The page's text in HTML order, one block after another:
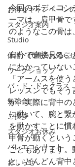
お得なキャンペーン
スタジオ案内
Studio
休講・代講のお知ら
ワークショップ
パ・ド・ドゥクラス
勉強会
ご挨拶
スタジオお休み
バレエコンサート
おしらせ
今回のボディコ
ーマは、肩甲骨
のようなこの骨は、
自分で直接見る
にわかっていない
「アームスを使
レッスンでもそ
が、実際に背中の
に動いて、腕と
を動かすことに
甲骨が動くとい
こともあります。
と、どんどん背